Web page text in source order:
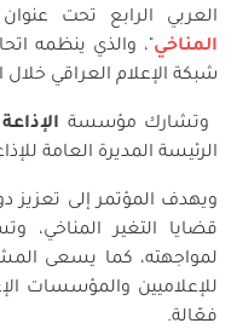
العربي الرابع تحت عنوان
المناخي "، والذي ينظمه
شبكة الإعلام العراقي خلال الفترة من 21
وتشارك مؤسسة
الرئيسة المديرة العامة
ويهدف المؤتمر إلى تعزيز
قضايا التغير المناخي،
لمواجهته، كما يسعى
للإعلاميين والمؤسسات
فعّالة.